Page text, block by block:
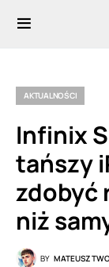
AKTUALNOŚCI
Infinix
tańszy
zdobyć
niż
BY MATEUSZ